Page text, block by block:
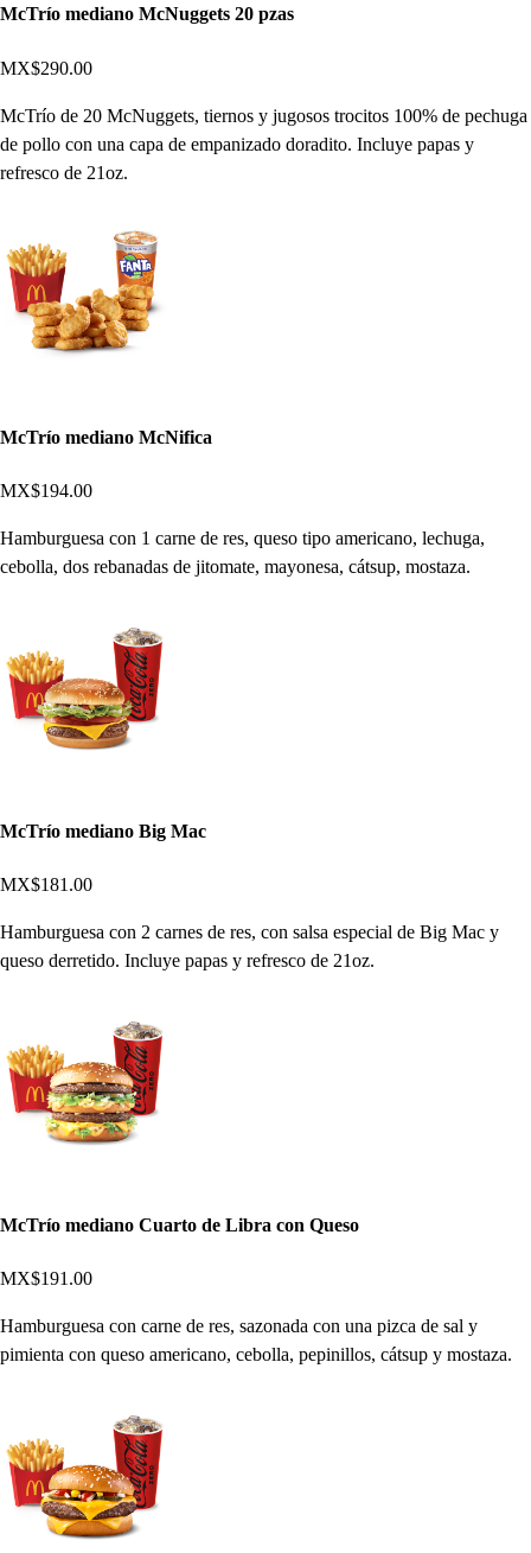
McTrío mediano McNuggets 20 pzas
MX$290.00
McTrío de 20 McNuggets, tiernos y jugosos trocitos 100% de pechuga
de pollo con una capa de empanizado doradito. Incluye papas y
refresco de 21oz.
McTrío mediano McNifica
MX$194.00
Hamburguesa con 1 carne de res, queso tipo americano, lechuga,
cebolla, dos rebanadas de jitomate, mayonesa, cátsup, mostaza.
McTrío mediano Big Mac
MX$181.00
Hamburguesa con 2 carnes de res, con salsa especial de Big Mac y
queso derretido. Incluye papas y refresco de 21oz.
McTrío mediano Cuarto de Libra con Queso
MX$191.00
Hamburguesa con carne de res, sazonada con una pizca de sal y
pimienta con queso americano, cebolla, pepinillos, cátsup y mostaza.